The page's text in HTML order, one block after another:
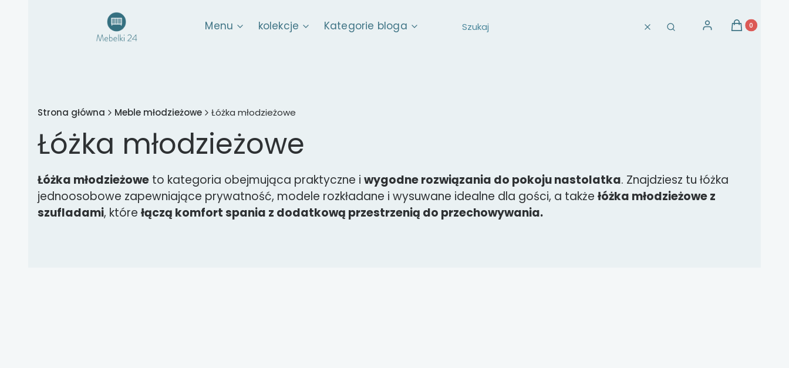
Menu kolekcje Kategorie bloga WyczyśćSzukaj
Zaloguj sięProdukty w
Koszyk
Strona główna Meble młodzieżowe Łóżka młodzieżowe
Łóżka młodzieżowe
Łóżka młodzieżowe to kategoria obejmująca praktyczne i wygodne rozwiązania do pokoju nastolatka. Znajdziesz tu łóżka
jednoosobowe zapewniające prywatność, modele rozkładane i wysuwane idealne dla gości, a także łóżka młodzieżowe z
szufladami, które łączą komfort spania z dodatkową przestrzenią do przechowywania.